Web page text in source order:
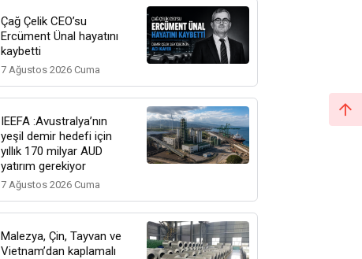
Çağ Çelik CEO’su
Ercüment Ünal hayatını
kaybetti
7 Ağustos 2026 Cuma
IEEFA :Avustralya’nın
yeşil demir hedefi için
yıllık 170 milyar AUD
yatırım gerekiyor
7 Ağustos 2026 Cuma
Malezya, Çin, Tayvan ve
Vietnam’dan kaplamalı